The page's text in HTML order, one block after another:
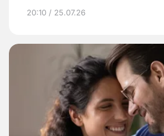
20:10 / 25.07.26